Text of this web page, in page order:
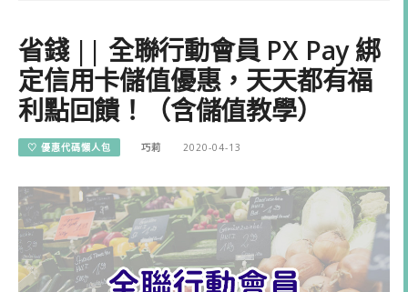
省錢 || 全聯行動會員 PX Pay 綁
定信用卡儲值優惠，天天都有福
利點回饋！（含儲值教學）
♡ 優惠代碼懶人包 巧莉 2020-04-13